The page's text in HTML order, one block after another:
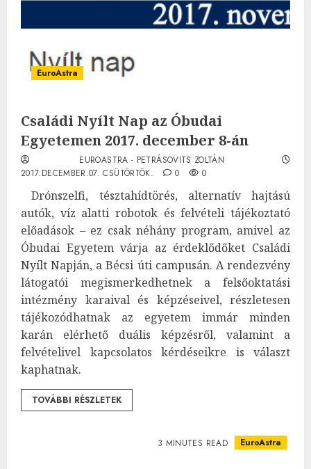
EuroAstra
Családi Nyílt Nap az Óbudai
Egyetemen 2017. december 8-án
EUROASTRA - PETRÁSOVITS ZOLTÁN
2017.DECEMBER.07. CSÜTÖRTÖK.
0 0
Drónszelfi, tésztahídtörés, alternatív hajtású
autók, víz alatti robotok és felvételi tájékoztató
előadások – ez csak néhány program, amivel az
Óbudai Egyetem várja az érdeklődőket Családi
Nyílt Napján, a Bécsi úti campusán. A rendezvény
látogatói megismerkedhetnek a felsőoktatási
intézmény karaival és képzéseivel, részletesen
tájékozódhatnak az egyetem immár minden
karán elérhető duális képzésről, valamint a
felvételivel kapcsolatos kérdéseikre is választ
kaphatnak.
TOVÁBBI RÉSZLETEK
3 MINUTES READ EuroAstra